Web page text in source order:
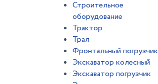
Строительное
оборудование
Трактор
Трал
Фронтальный погрузчик
Экскаватор колесный
Экскаватор погрузчик